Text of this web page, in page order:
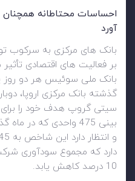
احساسات محتاطانه همچنان
آورد
بانک های مرکزی به سرکوب
بر فعالیت های اقتصادی
بانک ملی سوئیس هر دو روز
گذشته بانک مرکزی اروپا،
بینی 475 واحدی که
10 درصد کاهش یابد.